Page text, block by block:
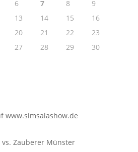
6 7 8
9
13 14 15
16
20 21 22
23
27 28 29
30
www.simsalashow.de
Zauberer Münster